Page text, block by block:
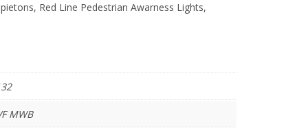
Red Line Pedestrian Awarness Lights,
MWB